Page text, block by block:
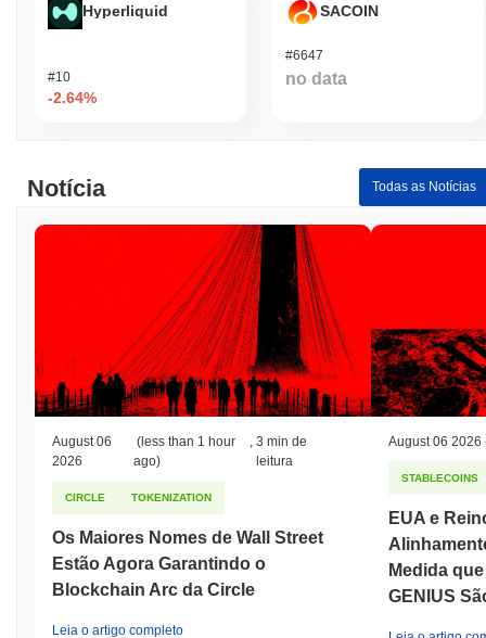
Hyperliquid
#10
-2.64%
SACOIN
#6647
no data
Notícia Todas as Notícias
August 06
2026
(less than 1 hour
ago)
,3 min de
leitura
CIRCLE TOKENIZATION
Os Maiores Nomes de Wall Street
Estão Agora Garantindo o
Blockchain Arc da Circle
Leia o artigo completo
August 06 2026
STABLECOINS
EUA e
Medida
GENIUS